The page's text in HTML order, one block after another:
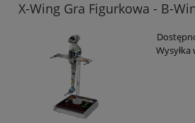
X-Wing Gra Figurkowa - B-
Wysyłka